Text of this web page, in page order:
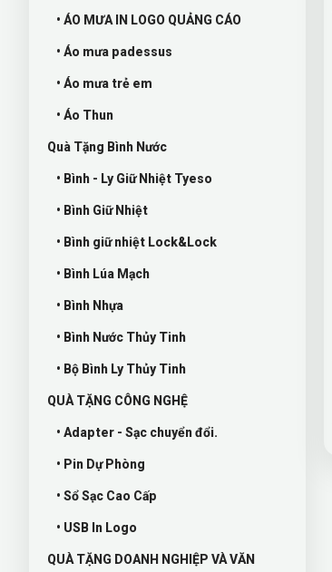
• ÁO MƯA IN LOGO QUẢNG CÁO
• Áo mưa padessus
• Áo mưa trẻ em
• Áo Thun
Quà Tặng Bình Nước
• Bình - Ly Giữ Nhiệt Tyeso
• Bình Giữ Nhiệt
• Bình giữ nhiệt Lock&Lock
• Bình Lúa Mạch
• Bình Nhựa
• Bình Nước Thủy Tinh
• Bộ Bình Ly Thủy Tinh
QUÀ TẶNG CÔNG NGHỆ
• Adapter - Sạc chuyển đổi.
• Pin Dự Phòng
• Sổ Sạc Cao Cấp
• USB In Logo
QUÀ TẶNG DOANH NGHIỆP VÀ VĂN